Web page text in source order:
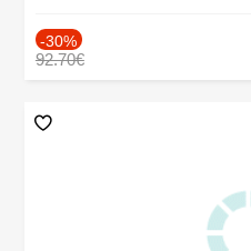
-30%
92.70€